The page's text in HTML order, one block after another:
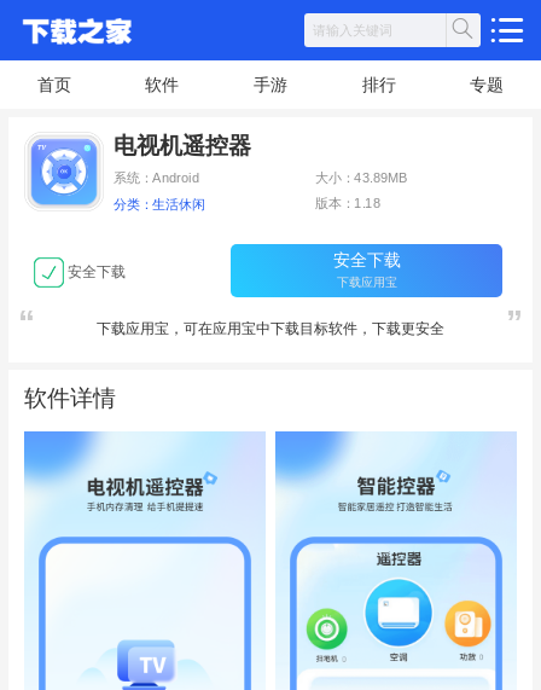
首页 软件 手游 排行 专题
电视机遥控器
系统：Android 大小：43.89MB
分类：生活休闲 版本：1.18
安全下载
安全下载
下载应用宝
下载应用宝，可在应用宝中下载目标软件，下载更安全
软件详情